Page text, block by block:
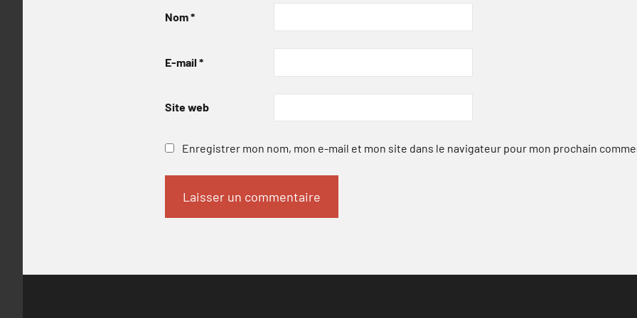
Nom*
E-mail *
Site web
Enregistrer mon nom, mon e-mail et mon site dans le navigateur pour mon prochain